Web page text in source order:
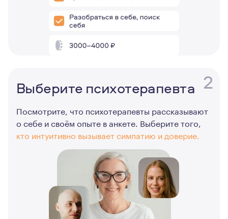
2
Выберите психотерапевта
Посмотрите, что психотерапевты рассказывают
о себе и своём опыте в анкете. Выберите того,
кто интуитивно вызывает симпатию и доверие.